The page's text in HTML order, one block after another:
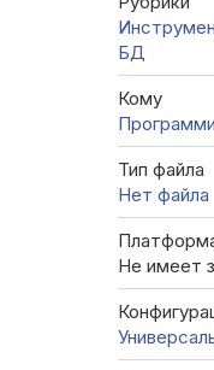
БД
Кому
Тип файла
Нет файла
Не имеет